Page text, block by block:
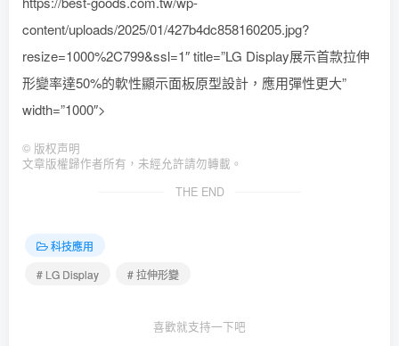
content/uploads/2025/01/427b4dc858160205.jpg?
resize=1000%2C799&ssl=1″ title=”LG Display展示首款拉伸
形變率達50%的軟性顯示面板原型設計，應用彈性更大”
width=”1000″>
© 版权声明
文章版權歸作者所有，未經允許請勿轉載。
THE END
科技應用
# LG Display
# 拉伸形變
喜歡就支持一下吧